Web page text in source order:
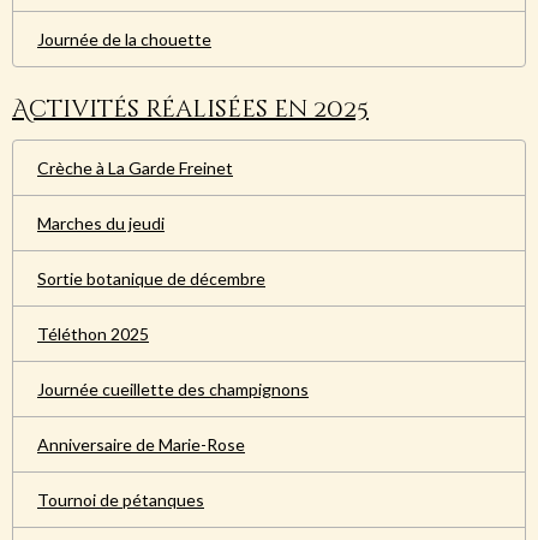
Journée de la chouette
Activités réalisées en 2025
Crèche à La Garde Freinet
Marches du jeudi
Sortie botanique de décembre
Téléthon 2025
Journée cueillette des champignons
Anniversaire de Marie-Rose
Tournoi de pétanques